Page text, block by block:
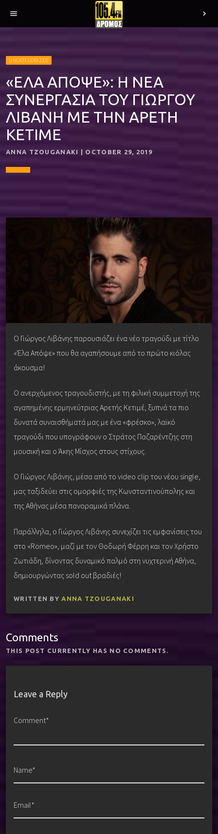
menu chevron_right
UNCATEGORIZED
«ΕΛΑ ΑΠΟΨΕ»: Η ΝΕΑ
ΣΥΝΕΡΓΑΣΙΑ ΤΟΥ ΓΙΩΡΓΟΥ
ΛΙΒΑΝΗ ΜΕ ΤΗΝ ΑΡΕΤΗ
ΚΕΤΙΜΕ
ANNA TZOUGANAKI | OCTOBER 29, 2019
Ο Γιώργος Λιβάνης παρουσιάζει ένα νέο τραγούδι με τίτλο
«Έλα Απόψε» που θα αγαπήσουμε από το πρώτο κιόλας
άκουσμα!
Ο ανερχόμενος τραγουδιστής, με τη φιλική συμμετοχή της
αγαπημένης ερμηνεύτριας Αρετής Κετιμέ, ξυπνά τα πιο
δυνατά συναισθήματά μας με ένα «φρέσκο», λαϊκό
τραγούδι που υπογράφουν ο Στράτος Παζαρέντζης στη
μουσική και ο Άκης Μίσχος στους στίχους.
Ο Γιώργος Λιβάνης, μέσα από το video clip του νέου single,
μας ταξιδεύει στις ομορφιές της Κωνσταντινούπολης και
της Αθήνας μέσα πανοραμικά πλάνα.
Παράλληλα, ο Γιώργος Λιβάνης συνεχίζει τις εμφανίσεις του
στο «Romeo», μαζί με τον Θοδωρή Φέρρη και τον Χρήστο
Ζωτιάδη, δίνοντας δυναμικό παλμό στη νυχτερινή Αθήνα,
δημιουργώντας sold out βραδιές!
WRITTEN BYANNA TZOUGANAKI
Comments
THIS POST CURRENTLY HAS NO COMMENTS.
Leave a Reply
Comment*
Name*
Email*